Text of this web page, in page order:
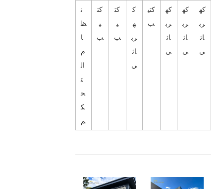
ن
ظ
ا
م
ال
ت
ح
ك
م
كت
ي
ب
كت
ي
ب
ك
ه
رب
ائ
ي
كتي
ب
كه
رب
ائ
ي
كه
رب
ائ
ي
كه
رب
ائ
ي